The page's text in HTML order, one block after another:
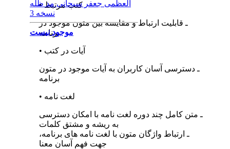
مجموعه آثار حضرت آیت‌الله
العظمی جعفر سبحانی مد ظله
• کتب مرتبط
ـ قابلیت ارتباط و مقایسه بین متون موجود در
برنامه
• آیات در کتب
ـ دسترسی آسان کاربران به آیات موجود در متون
برنامه
• لغت‌ نامه
ـ متن کامل چند دوره لغت‌ نامه با امکان دسترسی
به ریشه و مشتق کلمات
ـ ارتباط واژگان متون با لغت‌ نامه های برنامه،
جهت فهم آسان معنا